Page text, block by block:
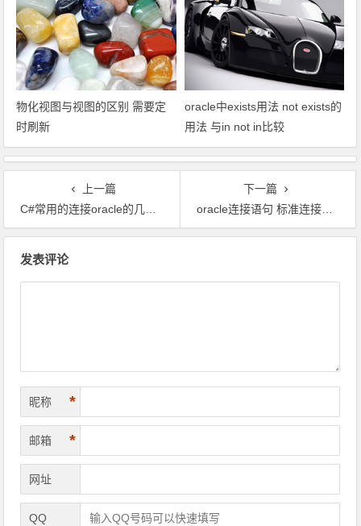
物化视图与视图的区别 需要定
时刷新
oracle中exists用法 not exists的
用法 与in not in比较
上一篇
C#常用的连接oracle的几种方法
下一篇
oracle连接语句 标准连接语句 Oracle XE
发表评论
昵称 *
邮箱 *
网址
QQ